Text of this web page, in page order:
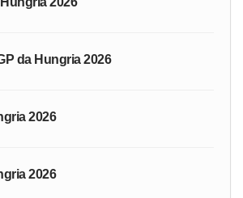
da Hungria 2026
2026
2026